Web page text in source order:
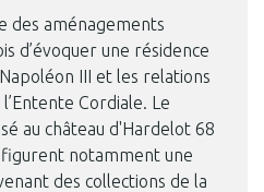
des aménagements
d’évoquer une résidence
III et les relations
Cordiale. Le
au château d'Hardelot 68
notamment une
des collections de la